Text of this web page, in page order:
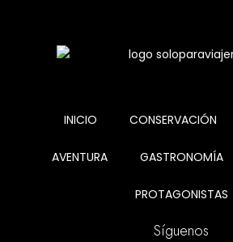
INICIO CONSERVACIÓN
AVENTURA GASTRONOMÍA
PROTAGONISTAS
Síguenos